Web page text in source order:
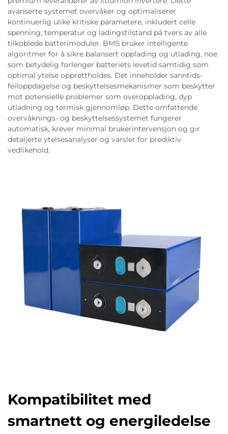
avanserte systemet overvåker og optimaliserer
kontinuerlig ulike kritiske parametere, inkludert celle
spenning, temperatur og ladingstilstand på tvers av alle
tilkoblede batterimoduler. BMS bruker intelligente
algoritmer for å sikre balansert opplading og utlading, noe
som betydelig forlenger batteriets levetid samtidig som
optimal ytelse opprettholdes. Det inneholder sanntids-
feiloppdagelse og beskyttelsesmekanismer som beskytter
mot potensielle problemer som overopplading, dyp
utladning og termisk gjennomløp. Dette omfattende
overvåknings- og beskyttelsessystemet fungerer
automatisk, krever minimal brukerintervensjon og gir
detaljerte ytelsesanalyser og varsler for prediktiv
vedlikehold.
Kompatibilitet med
smartnett og energiledelse